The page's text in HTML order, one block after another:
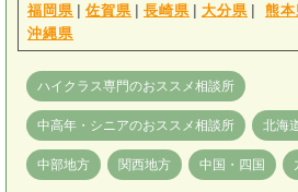
福岡県 | 佐賀県 | 長崎県 | 大分県 | 熊
沖縄県
ハイクラス専門のおススメ相談所
中高年・シニアのおススメ相談所 北海
中部地方 関西地方 中国・四国